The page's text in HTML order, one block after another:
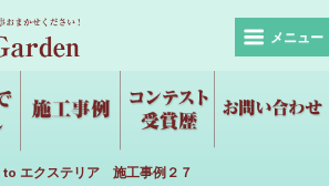
メニュー
to エクステリア 施工事例２７